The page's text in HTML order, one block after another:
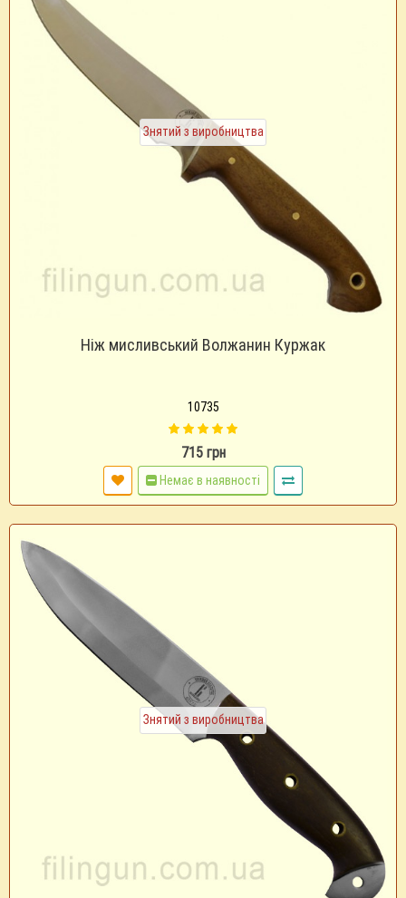
Знятий з виробництва
Ніж мисливський Волжанин Куржак
10735
715 грн
Немає в наявності
Знятий з виробництва